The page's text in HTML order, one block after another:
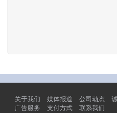
关于我们 媒体报道 公司动态
广告服务
支付方式 联系我们